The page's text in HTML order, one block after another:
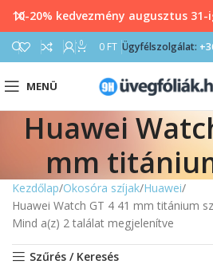
0 0 FT Ügyfélszolgálat:
MENÜ
Huawei
mm
Kezdőlap Okosóra szíjak Huawei
Huawei Watch GT 4 41 mm titánium
Mind a(z) 2 találat megjelenítve
Szűrés / Keresés
10-20% kedvezmény augusztus 31-